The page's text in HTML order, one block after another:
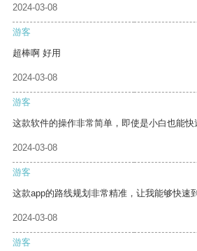
2024-03-08
游客
超棒啊 好用
2024-03-08
游客
这款软件的操作非常简单，即使是小白也能快
2024-03-08
游客
这款app的路线规划非常精准，让我能够快速
2024-03-08
游客